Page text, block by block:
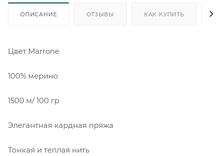
ОПИСАНИЕ ОТЗЫВЫ КАК КУПИТЬ
Цвет Marrone
100% мерино
1500 м/ 100 гр
Элегантная кардная пряжа
Тонкая и теплая нить